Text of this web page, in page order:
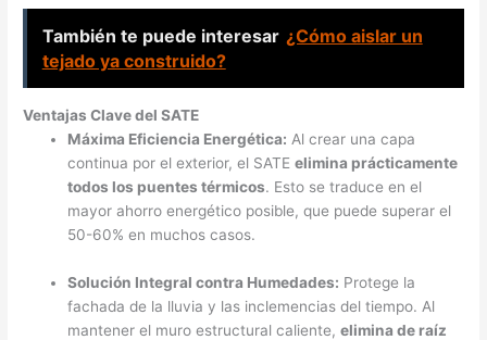
También te puede interesar ¿Cómo aislar un
tejado ya construido?
Ventajas Clave del SATE
Máxima Eficiencia Energética: Al crear una capa
continua por el exterior, el SATEelimina prácticamente
todos los puentes térmicos. Esto se traduce en el
mayor ahorro energético posible, que puede superar el
50-60% en muchos casos.
Solución Integral contra Humedades: Protege la
fachada de la lluvia y las inclemencias del tiempo. Al
mantener el muro estructural caliente,elimina de raíz